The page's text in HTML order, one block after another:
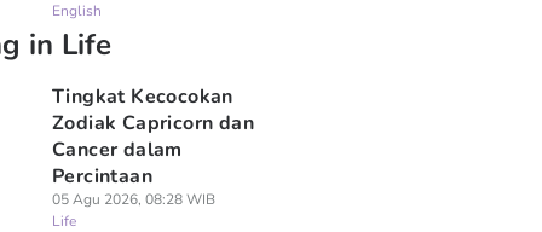
English
in Life
Tingkat Kecocokan
Zodiak Capricorn dan
Cancer dalam
Percintaan
05 Agu 2026, 08:28 WIB
Life